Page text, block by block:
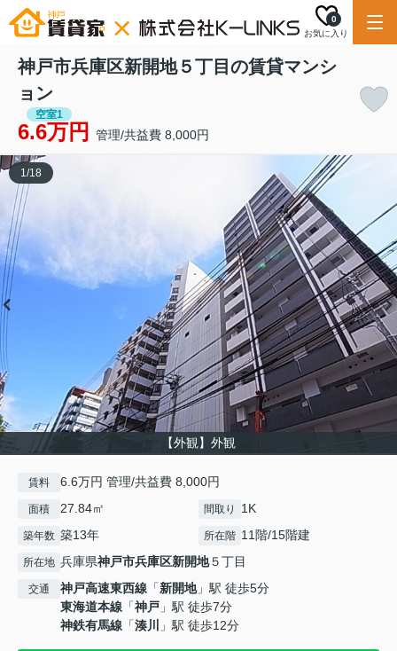
お気に入り
0
神戸市兵庫区新開地５丁目の賃貸マンシ
ョン
空室1
6.6万円 管理/共益費 8,000円
【外観】外観
1/18
賃料 6.6万円 管理/共益費 8,000円
面積 27.84㎡ 間取り 1K
築年数 築13年 所在階 11階/15階建
所在地 兵庫県神戸市兵庫区新開地５丁目
交通 神戸高速東西線 「新開地」駅 徒歩5分
東海道本線 「神戸 」駅 徒歩7分
神鉄有馬線 「湊川 」駅 徒歩12分